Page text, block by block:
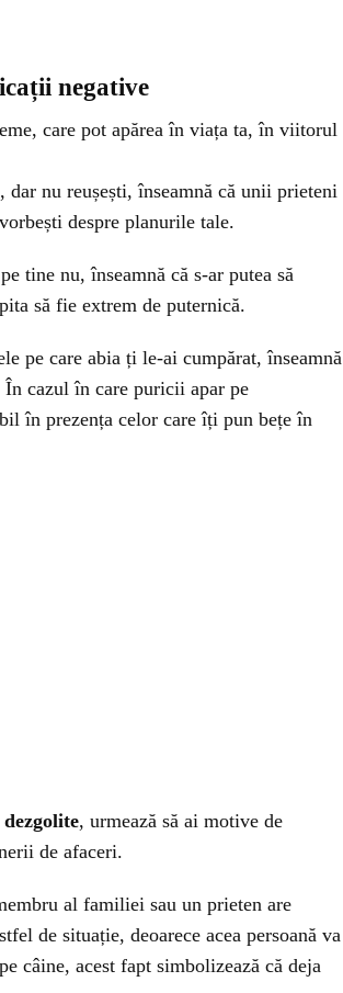
negative
care pot apărea în viața ta, în viitorul
nu reușești, înseamnă că unii prieteni
despre planurile tale.
tine nu, înseamnă că s-ar putea să
să fie extrem de puternică.
pe care abia ți le-ai cumpărat, înseamnă
În cazul în care puricii apar pe
în prezența celor care îți pun bețe în
, urmează să ai motive de
de afaceri.
al familiei sau un prieten are
de situație, deoarece acea persoană va
câine, acest fapt simbolizează că deja